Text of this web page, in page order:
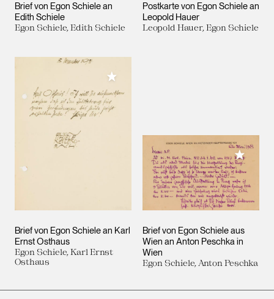
Brief von Egon Schiele an
Edith Schiele
Egon Schiele, Edith Schiele
Postkarte von Egon Schiele an
Leopold Hauer
Leopold Hauer, Egon Schiele
Brief von Egon Schiele an Karl
Ernst Osthaus
Egon Schiele, Karl Ernst
Osthaus
Meiner Sammlung hinzufügen
Brief von Egon Schiele aus
Wien an Anton Peschka in
Wien
Egon Schiele, Anton Peschka
Meiner